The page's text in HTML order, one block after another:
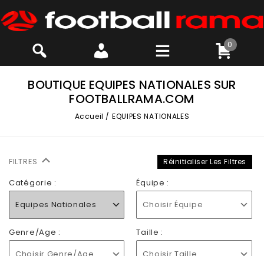
0
BOUTIQUE EQUIPES NATIONALES SUR
FOOTBALLRAMA.COM
Accueil / EQUIPES NATIONALES
FILTRES Réinitialiser Les Filtres
Catégorie :
Equipes Nationales
Équipe :
Choisir Équipe
Genre/Age :
Taille :